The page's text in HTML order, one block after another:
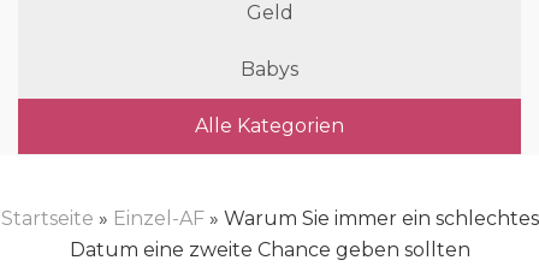
Geld
Babys
Alle Kategorien
Startseite » Einzel-AF» Warum Sie immer ein schlechtes
Datum eine zweite Chance geben sollten